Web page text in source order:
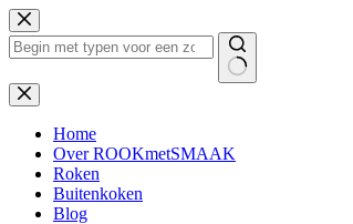
Ga
naar
de
Geen
resultaten
Home
Over ROOKmetSMAAK
Roken
Buitenkoken
Blog